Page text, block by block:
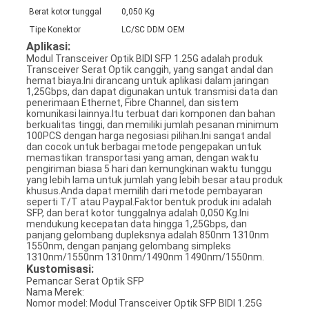
Berat kotor tunggal
0,050 Kg
Tipe Konektor
LC/SC DDM OEM
Aplikasi:
Modul Transceiver Optik BIDI SFP 1.25G adalah produk
Transceiver Serat Optik canggih, yang sangat andal dan
hemat biaya.Ini dirancang untuk aplikasi dalam jaringan
1,25Gbps, dan dapat digunakan untuk transmisi data dan
penerimaan Ethernet, Fibre Channel, dan sistem
komunikasi lainnya.Itu terbuat dari komponen dan bahan
berkualitas tinggi, dan memiliki jumlah pesanan minimum
100PCS dengan harga negosiasi pilihan.Ini sangat andal
dan cocok untuk berbagai metode pengepakan untuk
memastikan transportasi yang aman, dengan waktu
pengiriman biasa 5 hari dan kemungkinan waktu tunggu
yang lebih lama untuk jumlah yang lebih besar atau produk
khusus.Anda dapat memilih dari metode pembayaran
seperti T/T atau Paypal.Faktor bentuk produk ini adalah
SFP, dan berat kotor tunggalnya adalah 0,050 Kg.Ini
mendukung kecepatan data hingga 1,25Gbps, dan
panjang gelombang dupleksnya adalah 850nm 1310nm
1550nm, dengan panjang gelombang simpleks
1310nm/1550nm 1310nm/1490nm 1490nm/1550nm.
Kustomisasi:
Pemancar Serat Optik SFP
Nama Merek:
Nomor model: Modul Transceiver Optik SFP BIDI 1.25G